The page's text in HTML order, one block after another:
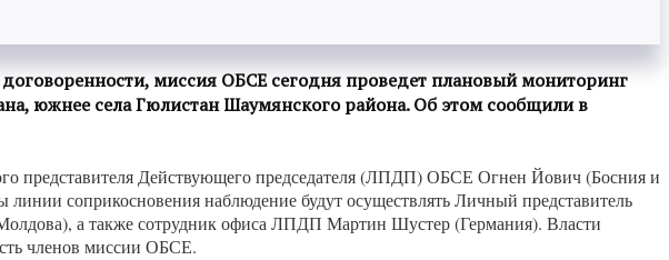
миссия ОБСЕ сегодня проведет плановый мониторинг
южнее села Гюлистан Шаумянского района. Об этом сообщили в
представителя Действующего председателя (ЛПДП) ОБСЕ Огнен Йович (Босния и
соприкосновения наблюдение будут осуществлять Личный представитель
а также сотрудник офиса ЛПДП Мартин Шустер (Германия). Власти
членов миссии ОБСЕ.